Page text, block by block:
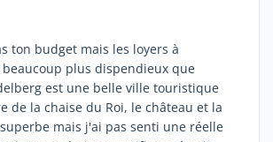
ton budget mais les loyers à
plus dispendieux que
est une belle ville touristique
de la chaise du Roi, le château et la
mais j'ai pas senti une réelle